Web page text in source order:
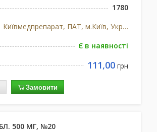
1780
Київмедпрепарат, ПАТ, м.Київ, Україна
Є в наявності
111,00грн
Замовити
500 МГ, №20